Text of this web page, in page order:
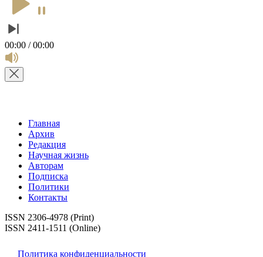
00:00 / 00:00
Главная
Архив
Редакция
Научная жизнь
Авторам
Подписка
Политики
Контакты
ISSN 2306-4978 (Print)
ISSN 2411-1511 (Online)
Политика конфиденциальности